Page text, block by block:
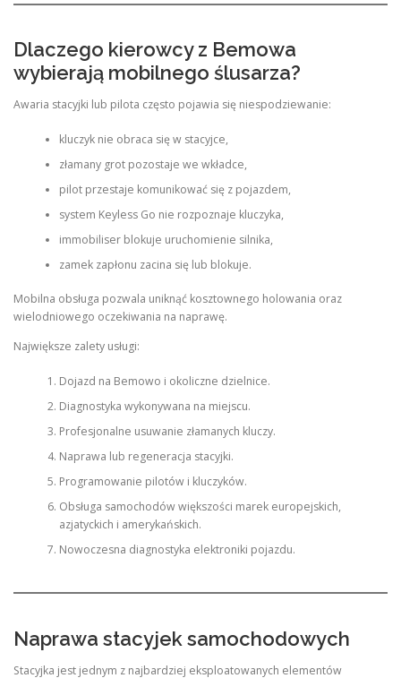
Dlaczego kierowcy z Bemowa
wybierają mobilnego ślusarza?
Awaria stacyjki lub pilota często pojawia się niespodziewanie:
kluczyk nie obraca się w stacyjce,
złamany grot pozostaje we wkładce,
pilot przestaje komunikować się z pojazdem,
system Keyless Go nie rozpoznaje kluczyka,
immobiliser blokuje uruchomienie silnika,
zamek zapłonu zacina się lub blokuje.
Mobilna obsługa pozwala uniknąć kosztownego holowania oraz
wielodniowego oczekiwania na naprawę.
Największe zalety usługi:
Dojazd na Bemowo i okoliczne dzielnice.
Diagnostyka wykonywana na miejscu.
Profesjonalne usuwanie złamanych kluczy.
Naprawa lub regeneracja stacyjki.
Programowanie pilotów i kluczyków.
Obsługa samochodów większości marek europejskich,
azjatyckich i amerykańskich.
Nowoczesna diagnostyka elektroniki pojazdu.
Naprawa stacyjek samochodowych
Stacyjka jest jednym z najbardziej eksploatowanych elementów